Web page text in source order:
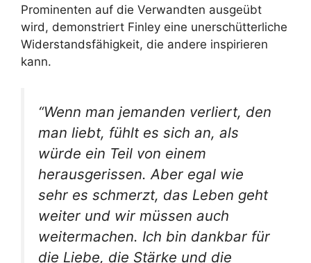
Prominenten auf die Verwandten ausgeübt
wird, demonstriert Finley eine unerschütterliche
Widerstandsfähigkeit, die andere inspirieren
kann.
“Wenn man jemanden verliert, den
man liebt, fühlt es sich an, als
würde ein Teil von einem
herausgerissen. Aber egal wie
sehr es schmerzt, das Leben geht
weiter und wir müssen auch
weitermachen. Ich bin dankbar für
die Liebe, die Stärke und die